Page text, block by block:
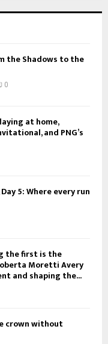
the Shadows to the
0
at home,
and PNG’s
5: Where every run
the first is the
Moretti Avery
and shaping the...
crown without